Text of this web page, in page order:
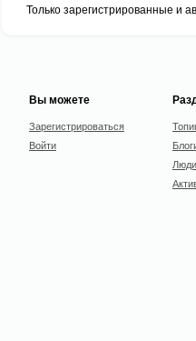
Только зарегистрированные и
Вы можете
Зарегистрироваться
Войти
Люди